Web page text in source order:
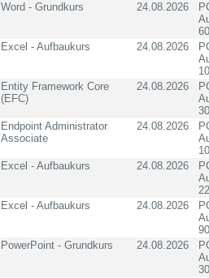
Word - Grundkurs
24.08.2026
Excel - Aufbaukurs
24.08.2026
Entity Framework Core
(EFC)
24.08.2026
Endpoint Administrator
Associate
24.08.2026
Excel - Aufbaukurs
24.08.2026
Excel - Aufbaukurs
24.08.2026
PowerPoint - Grundkurs
24.08.2026